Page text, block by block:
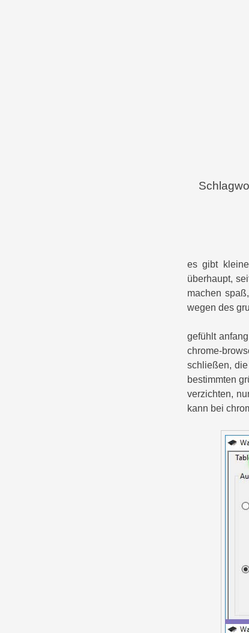
es gibt
überhaupt,
machen
wegen des
gefühlt
chrome-
schließen,
bestimmten
verzichten,
kann bei